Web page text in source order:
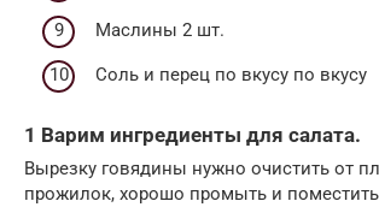
Маслины 2 шт.
Соль и перец по вкусу по вкусу
1 Варим ингредиенты для салата.
Вырезку говядины нужно очистить от
прожилок, хорошо промыть и